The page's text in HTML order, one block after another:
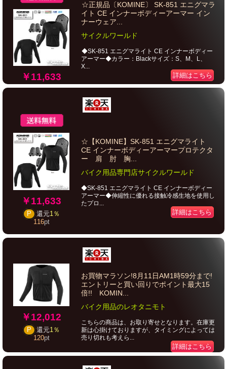
￥11,633
☆正規品〔KOMINE〕 SK-851 エニグマラ
イト CE インナーボディーアーマー イン
ナーウェア...
サイクルワールド
◆SK-851 エニグマライト CE インナーボディー
アーマー◆カラー：Blackサイズ：S、M、L、
X...
詳細はこちら
￥11,633
P 還元1％
116pt
☆【KOMINE】SK-851 エニグマライト
CE インナーボディーアーマープロテクタ
ー 肩 肘 胸...
バイク用品専門店サイクルワールド
◆SK-851 エニグマライト CE インナーボディー
アーマー◆伸縮性に優れる接触冷感生地を使用し
たプロ...
詳細はこちら
￥12,012
P 還元1％
120pt
お買物マラソン!8月11日AM1時59分まで!
エントリーと買い回りでポイント最大15
倍!! KOMIN...
バイク用品のレオタニモト
こちらの商品は、お取り寄せとなります。在庫更
新は心掛けておりますが、タイミングによっては
売り切れも考えら...
詳細はこちら